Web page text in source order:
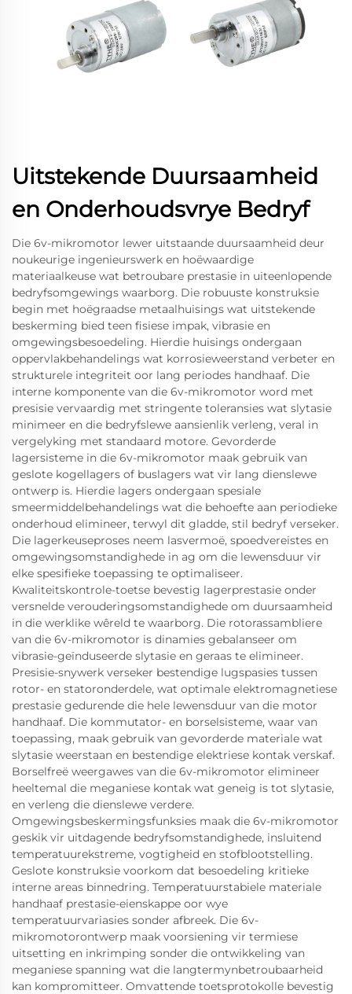
Uitstekende Duursaamheid
en Onderhoudsvrye Bedryf
Die 6v-mikromotor lewer uitstaande duursaamheid deur
noukeurige ingenieurswerk en hoëwaardige
materiaalkeuse wat betroubare prestasie in uiteenlopende
bedryfsomgewings waarborg. Die robuuste konstruksie
begin met hoëgraadse metaalhuisings wat uitstekende
beskerming bied teen fisiese impak, vibrasie en
omgewingsbesoedeling. Hierdie huisings ondergaan
oppervlakbehandelings wat korrosieweerstand verbeter en
strukturele integriteit oor lang periodes handhaaf. Die
interne komponente van die 6v-mikromotor word met
presisie vervaardig met stringente toleransies wat slytasie
minimeer en die bedryfslewe aansienlik verleng, veral in
vergelyking met standaard motore. Gevorderde
lagersisteme in die 6v-mikromotor maak gebruik van
geslote kogellagers of buslagers wat vir lang dienslewe
ontwerp is. Hierdie lagers ondergaan spesiale
smeermiddelbehandelings wat die behoefte aan periodieke
onderhoud elimineer, terwyl dit gladde, stil bedryf verseker.
Die lagerkeuseproses neem lasvermoë, spoedvereistes en
omgewingsomstandighede in ag om die lewensduur vir
elke spesifieke toepassing te optimaliseer.
Kwaliteitskontrole-toetse bevestig lagerprestasie onder
versnelde verouderingsomstandighede om duursaamheid
in die werklike wêreld te waarborg. Die rotorassambliere
van die 6v-mikromotor is dinamies gebalanseer om
vibrasie-geïnduseerde slytasie en geraas te elimineer.
Presisie-snywerk verseker bestendige lugspasies tussen
rotor- en statoronderdele, wat optimale elektromagnetiese
prestasie gedurende die hele lewensduur van die motor
handhaaf. Die kommutator- en borselsisteme, waar van
toepassing, maak gebruik van gevorderde materiale wat
slytasie weerstaan en bestendige elektriese kontak verskaf.
Borselfreë weergawes van die 6v-mikromotor elimineer
heeltemal die meganiese kontak wat geneig is tot slytasie,
en verleng die dienslewe verdere.
Omgewingsbeskermingsfunksies maak die 6v-mikromotor
geskik vir uitdagende bedryfsomstandighede, insluitend
temperatuurekstreme, vogtigheid en stofblootstelling.
Geslote konstruksie voorkom dat besoedeling kritieke
interne areas binnedring. Temperatuurstabiele materiale
handhaaf prestasie-eienskappe oor wye
temperatuurvariasies sonder afbreek. Die 6v-
mikromotorontwerp maak voorsiening vir termiese
uitsetting en inkrimping sonder die ontwikkeling van
meganiese spanning wat die langtermynbetroubaarheid
kan kompromitteer. Omvattende toetsprotokolle bevestig